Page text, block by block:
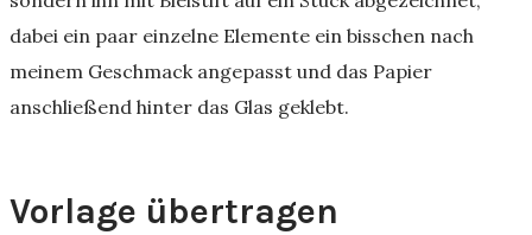
dabei ein paar einzelne Elemente ein bisschen nach
meinem Geschmack angepasst und das Papier
anschließend hinter das Glas geklebt.
Vorlage übertragen